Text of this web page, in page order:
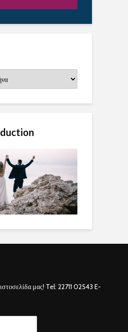
μας! Tel: 22711 02543 E-